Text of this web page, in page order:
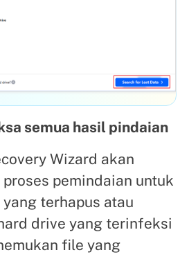
semua hasil pindaian
Wizard akan
pemindaian untuk
terhapus atau
drive yang terinfeksi
file yang